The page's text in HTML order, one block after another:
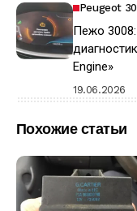
Peugeot
Пежо 3008:
Engine»
19.06.2026
Похожие статьи